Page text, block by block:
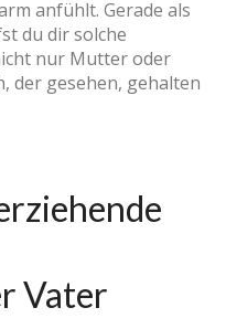
anfühlt. Gerade als
du dir solche
nur Mutter oder
der gesehen, gehalten
Vater